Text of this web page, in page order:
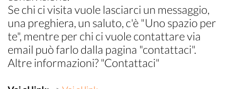
Se chi ci visita vuole lasciarci un messaggio,
una preghiera, un saluto, c'è "Uno spazio per
te", mentre per chi ci vuole contattare via
email può farlo dalla pagina "contattaci".
Altre informazioni? "Contattaci"